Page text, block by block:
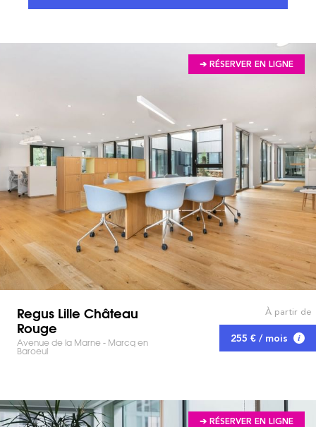
➔ RÉSERVER EN LIGNE
Regus Lille Château
Rouge
Avenue de la Marne - Marcq en
Baroeul
À partir de
255 € / mois
➔ RÉSERVER EN LIGNE